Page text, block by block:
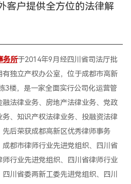
客户提供全方位的法律解
务所于2014年9月经四川省司法厅批
独立产权办公室，位于成都市高新
3楼，是一家全面实行公司化运营管
法律业务、房地产法律业务、党政
、知识产权法律业务、投融资法律
后荣获成都高新区优秀律师事务
都市律师行业先进党组织、四川省
行业先进党组织、四川省律师行业
川省委两新工委先进党组织、四川